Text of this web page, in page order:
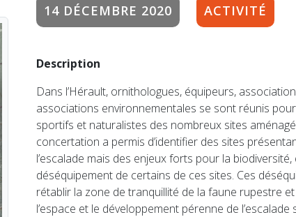
14 DÉCEMBRE 2020 ACTIVITÉ
Description
Dans l’Hérault, ornithologues, équipeurs,
associations environnementales se sont réunis
sportifs et naturalistes des nombreux sites
concertation a permis d’identifier des sites
l’escalade mais des enjeux forts pour la
déséquipement de certains de ces sites. Ces
rétablir la zone de tranquillité de la faune rupestre
l’espace et le développement pérenne de l’escalade